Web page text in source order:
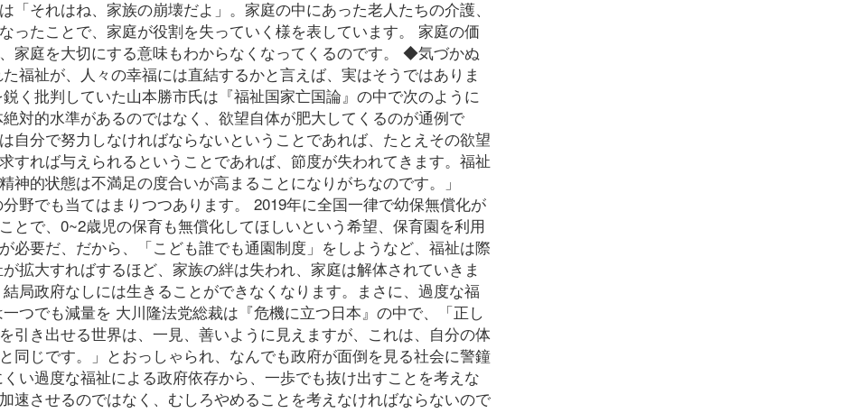
それはね、家族の崩壊だよ」。家庭の中にあった老人たちの介護、
ったことで、家庭が役割を失っていく様を表しています。 家庭の価
家庭を大切にする意味もわからなくなってくるのです。 ◆気づかぬ
福祉が、人々の幸福には直結するかと言えば、実はそうではありま
く批判していた山本勝市氏は『福祉国家亡国論』の中で次のように
対的水準があるのではなく、欲望自体が肥大してくるのが通例で
自分で努力しなければならないということであれば、たとえその欲望
すれば与えられるということであれば、節度が失われてきます。福祉
神的状態は不満足の度合いが高まることになりがちなのです。」
野でも当てはまりつつあります。 2019年に全国一律で幼保無償化が
とで、0~2歳児の保育も無償化してほしいという希望、保育園を利用
必要だ、だから、「こども誰でも通園制度」をしようなど、福祉は際
拡大すればするほど、家族の絆は失われ、家庭は解体されていきま
局政府なしには生きることができなくなります。まさに、過度な福
つでも減量を 大川隆法党総裁は『危機に立つ日本』の中で、「正し
引き出せる世界は、一見、善いように見えますが、これは、自分の体
同じです。」とおっしゃられ、なんでも政府が面倒を見る社会に警鐘
い過度な福祉による政府依存から、一歩でも抜け出すことを考えな
速させるのではなく、むしろやめることを考えなければならないので